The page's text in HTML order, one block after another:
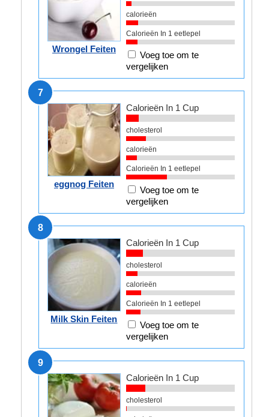
Wrongel Feiten
calorieën
Calorieën In 1 eetlepel
Voeg toe om te
vergelijken
7
eggnog Feiten
Calorieën In 1 Cup
cholesterol
calorieën
Calorieën In 1 eetlepel
Voeg toe om te
vergelijken
8
Milk Skin Feiten
Calorieën In 1 Cup
cholesterol
calorieën
Calorieën In 1 eetlepel
Voeg toe om te
vergelijken
9
Calorieën In 1 Cup
cholesterol